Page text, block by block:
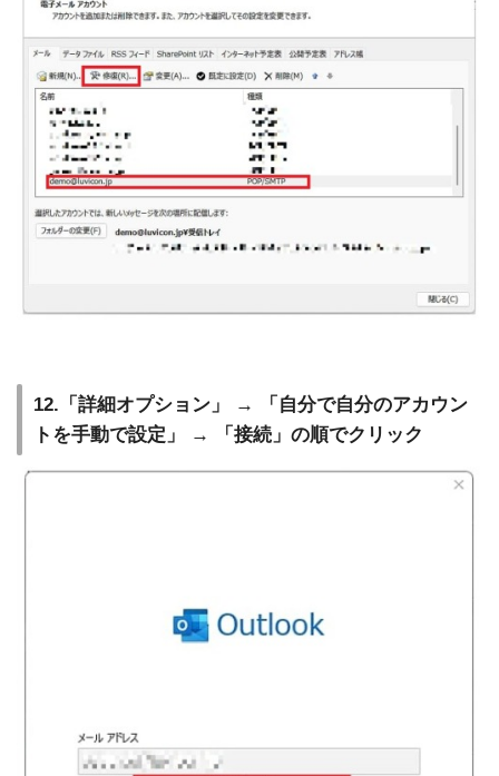
12.「詳細オプション」 → 「自分で自分のアカウン
トを手動で設定」 → 「接続」の順でクリック